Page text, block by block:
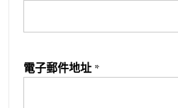
電子郵件地址 *